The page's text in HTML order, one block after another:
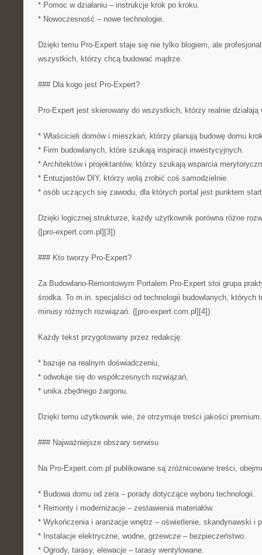
* Pomoc w działaniu – instrukcje krok po kroku.
* Nowoczesność – nowe technologie.
Dzięki temu Pro-Expert staje się nie tylko blogiem, ale
wszystkich, którzy chcą budować mądrze.
### Dla kogo jest Pro-Expert?
Pro-Expert jest skierowany do wszystkich, którzy realnie działają
* Właścicieli domów i mieszkań, którzy planują budowę domu
* Firm budowlanych, które szukają inspiracji inwestycyjnych.
* Architektów i projektantów, którzy szukają wsparcia
* Entuzjastów DIY, którzy wolą zrobić coś samodzielnie.
* osób uczących się zawodu, dla których portal jest punktem
Dzięki logicznej strukturze, każdy użytkownik porówna różne
([pro-expert.com.pl][3])
### Kto tworzy Pro-Expert?
Za Budowlano-Remontowym Portalem Pro-Expert stoi grupa
środka. To m.in. specjaliści od technologii budowlanych, których
minusy różnych rozwiązań. ([pro-expert.com.pl][4])
Każdy tekst przygotowany przez redakcję:
* bazuje na realnym doświadczeniu,
* odwołuje się do współczesnych rozwiązań,
* unika zbędnego żargonu.
Dzięki temu użytkownik wie, że otrzymuje treści jakości premium.
### Najważniejsze obszary serwisu
Na Pro-Expert.com.pl publikowane są zróżnicowane treści,
* Budowa domu od zera – porady dotyczące wyboru technologii.
* Remonty i modernizacje – zestawienia materiałów.
* Wykończenia i aranżacje wnętrz – oświetlenie, skandynawski i
* Instalacje elektryczne, wodne, grzewcze – bezpieczeństwo.
* Ogrody, tarasy, elewacje – tarasy wentylowane.